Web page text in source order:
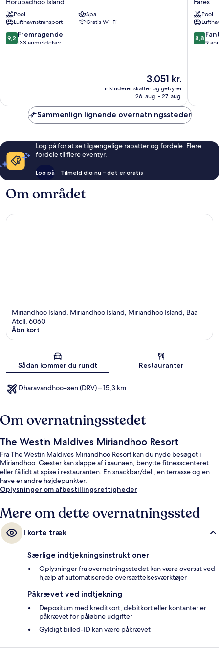
Resort
&
Spa
Horubadhoo
Island
Pool
Spa
Lufthavnstransport
Gratis Wi-Fi
9.2
ud
9,2 Fremragende
133 anmeldelser
Prisen
3.051 kr.
3.051 kr.
inkluderer skatter og gebyrer
26. aug. - 27. aug.
Resort
Fares
Pool
8.8
ud
8,8
9
Sammenlign lignende overnatningssteder
Log på for at se tilgængelige rabatter og fordele. Flere
fordele til flere eventyr.
Log på Tilmeld dig nu – det er gratis
Om området
Miriandhoo Island, Miriandhoo Island, Miriandhoo Island, Baa
Atoll, 6060
Åbn kort
Sådan kommer du rundt Restauranter
Dharavandhoo-øen (DRV) – 15,3 km
Om overnatningsstedet
The Westin Maldives Miriandhoo Resort
Fra The Westin Maldives Miriandhoo Resort kan du nyde besøget i
Miriandhoo. Gæster kan slappe af i saunaen, benytte fitnesscenteret
eller få lidt at spise i restauranten. En snackbar/deli, en terrasse og en
have er andre højdepunkter.
Oplysninger om afbestillingsrettigheder
Mere om dette overnatningssted
I korte træk
Særlige indtjekningsinstruktioner
Oplysninger fra overnatningsstedet kan være oversat ved
hjælp af automatiserede oversættelsesværktøjer
Påkrævet ved indtjekning
Depositum med kreditkort, debitkort eller kontanter er
påkrævet for påløbne udgifter
Gyldigt billed-ID kan være påkrævet